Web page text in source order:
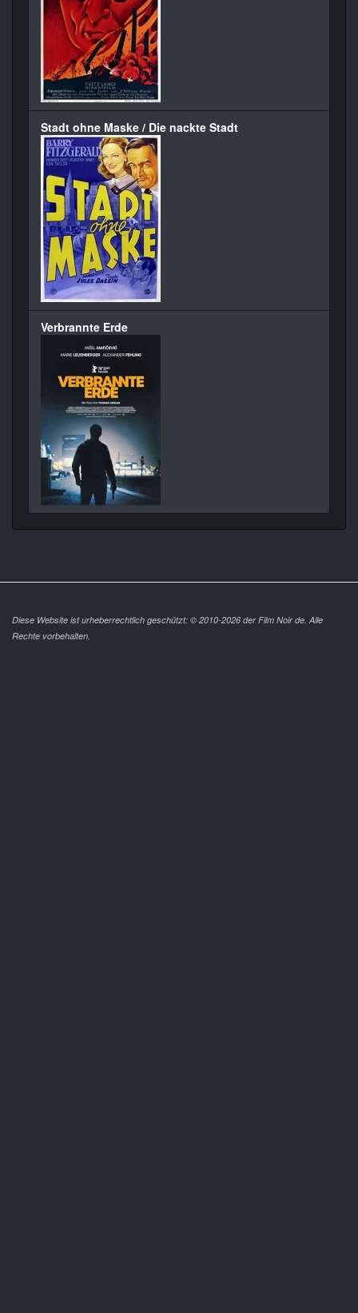
Stadt ohne Maske / Die nackte Stadt
Verbrannte Erde
Diese Website ist urheberrechtlich geschützt: © 2010-2026 der Film Noir de. Alle
Rechte vorbehalten.